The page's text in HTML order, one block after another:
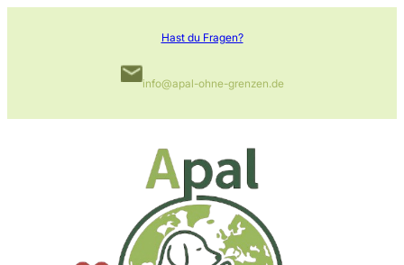
Hast du Fragen?
info@apal-ohne-grenzen.de